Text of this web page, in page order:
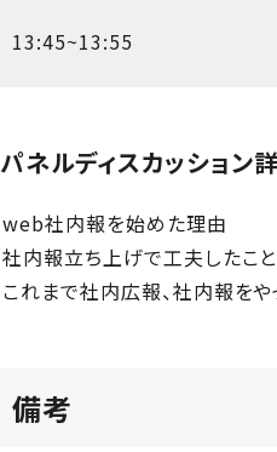
13:45~13:55
パネルディスカッション
web社内報を始めた理由
社内報立ち上げで工夫したこと
これまで社内広報、社内報を
備考